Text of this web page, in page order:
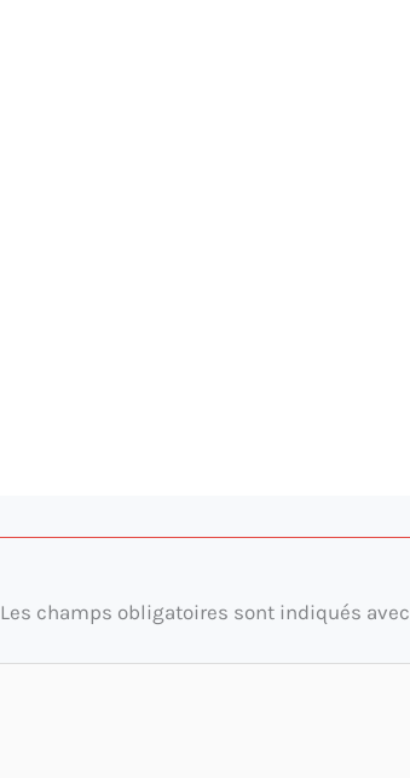
Les champs obligatoires sont indiqués avec